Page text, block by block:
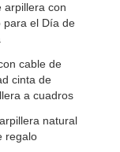
arpillera con
para el Día de
cable de
cinta de
a cuadros
natural
regalo